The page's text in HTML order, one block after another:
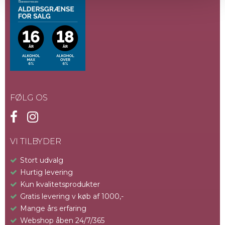
Smallegade 1, 2000 Frederiksberg
Menu:
Forret
sennepsfrø -Hertil 10 Års White og Enólogo The White
Hovedret
Confiteret andelår med jordskokke puré, pommes Anna,
rødkålssalat med appelsin, valnødder & råsyltede
tyttebær-Hertil Bulas Vintage 2015 og Vieira de Sousa Late
Bottled Vintage 2019
FØLG OS
VI TILBYDER
Stort udvalg
Hurtig levering
Kun kvalitetsprodukter
Gratis levering v køb af 1000,-
Mange års erfaring
Webshop åben 24/7/365